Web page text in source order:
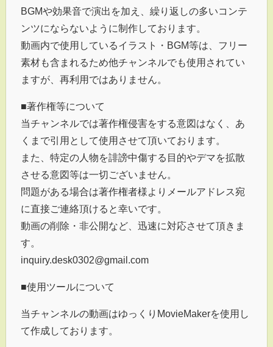
BGMや効果音で演出を加え、繰り返しの多いコンテ
ンツにならないように制作しております。
動画内で使用しているイラスト・BGM等は、フリー
素材も含まれるため他チャンネルでも使用されてい
ますが、再利用ではありません。
■著作権等について
当チャンネルでは著作権侵害をする意図はなく、あ
くまで引用として使用させて頂いております。
また、特定の人物を誹謗中傷する目的やデマを拡散
させる意図等は一切ございません。
問題がある場合は著作権者様よりメールアドレス宛
に直接ご連絡頂けると幸いです。
動画の削除・非公開など、迅速に対応させて頂きま
す。
inquiry.desk0302@gmail.com
■使用ツールについて
当チャンネルの動画はゆっくりMovieMakerを使用し
て作成しております。